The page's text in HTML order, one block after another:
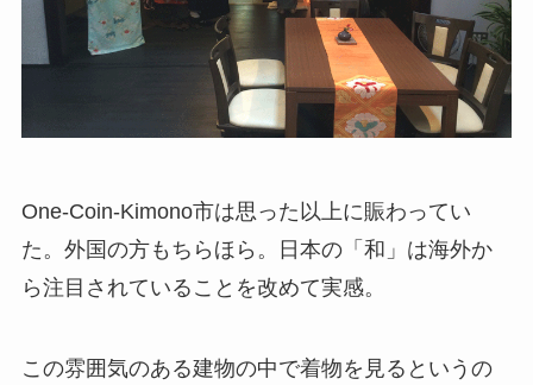
One-Coin-Kimono市は思った以上に賑わってい
た。外国の方もちらほら。日本の「和」は海外か
ら注目されていることを改めて実感。
この雰囲気のある建物の中で着物を見るというの